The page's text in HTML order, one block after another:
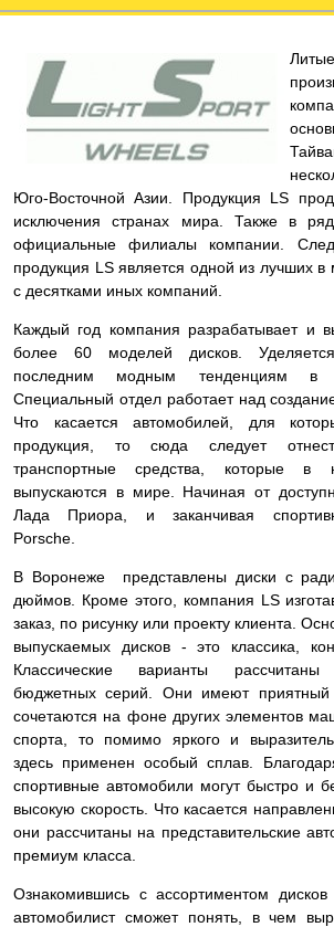
Юго-Восточной Азии. Продукция LS
исключения странах мира. Также в
официальные филиалы компании.
продукция LS является одной из лучших в
с десятками иных компаний.
Каждый год компания разрабатывает и
более 60 моделей дисков.
последним модным тенденциям в
Специальный отдел работает над
Что касается автомобилей, для
продукция, то сюда следует
транспортные средства, которые в
выпускаются в мире. Начиная от
Лада Приора, и заканчивая
Porsche.
В Воронеже представлены диски с
дюймов. Кроме этого, компания LS
заказ, по рисунку или проекту клиента.
выпускаемых дисков - это классика,
Классические варианты
бюджетных серий. Они имеют приятный
сочетаются на фоне других элементов
спорта, то помимо яркого и
здесь применен особый сплав.
спортивные автомобили могут быстро и
высокую скорость. Что касается
они рассчитаны на представительские
премиум класса.
Ознакомившись с ассортиментом
автомобилист сможет понять, в чем